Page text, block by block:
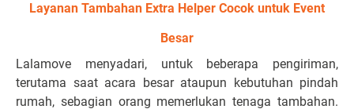
Layanan Tambahan Extra Helper Cocok untuk Event
Besar
Lalamove menyadari, untuk beberapa pengiriman,
terutama saat acara besar ataupun kebutuhan pindah
rumah, sebagian orang memerlukan tenaga tambahan.